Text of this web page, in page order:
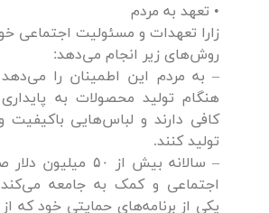
• تعهد به مردم
زارا تعهدات و مسئولیت اجتماعی
روش‌های زیر انجام می‌دهد:
– به مردم این اطمینان را
هنگام تولید محصولات به
کافی دارند و لباس‌هایی با‌کیفیت
تولید کنند.
– سالانه بیش از ۵۰
اجتماعی و کمک به جامعه می‌کند.